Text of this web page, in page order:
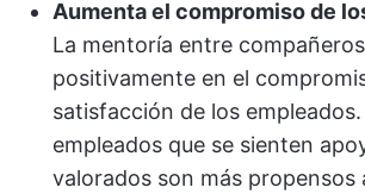
Aumenta el compromiso de
La mentoría entre
positivamente en el
satisfacción de los
empleados que se sienten
valorados son más propensos